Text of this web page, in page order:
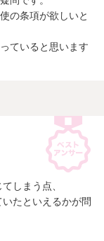
の条項が欲しいと
ていると思います
しまう点、
たといえるかが問